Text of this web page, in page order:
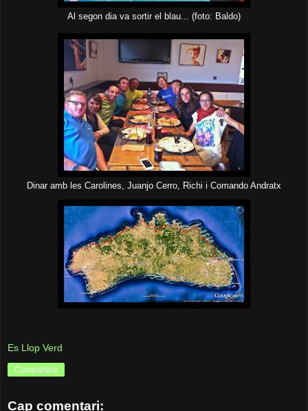
Al segon dia va sortir el blau... (foto: Baldo)
Dinar amb les Carolines, Juanjo Cerro, Richi i Comando Andratx
Es Llop Verd
Comparteix
Cap comentari: